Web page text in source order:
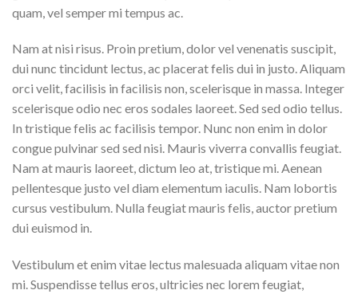
quam, vel semper mi tempus ac.
Nam at nisi risus. Proin pretium, dolor vel venenatis suscipit,
dui nunc tincidunt lectus, ac placerat felis dui in justo. Aliquam
orci velit, facilisis in facilisis non, scelerisque in massa. Integer
scelerisque odio nec eros sodales laoreet. Sed sed odio tellus.
In tristique felis ac facilisis tempor. Nunc non enim in dolor
congue pulvinar sed sed nisi. Mauris viverra convallis feugiat.
Nam at mauris laoreet, dictum leo at, tristique mi. Aenean
pellentesque justo vel diam elementum iaculis. Nam lobortis
cursus vestibulum. Nulla feugiat mauris felis, auctor pretium
dui euismod in.
Vestibulum et enim vitae lectus malesuada aliquam vitae non
mi. Suspendisse tellus eros, ultricies nec lorem feugiat,